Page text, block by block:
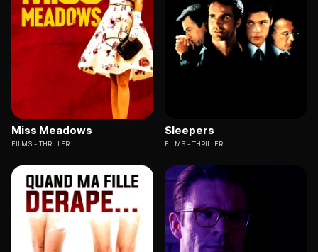
Miss Meadows
FILMS THRILLER
Sleepers
FILMS THRILLER